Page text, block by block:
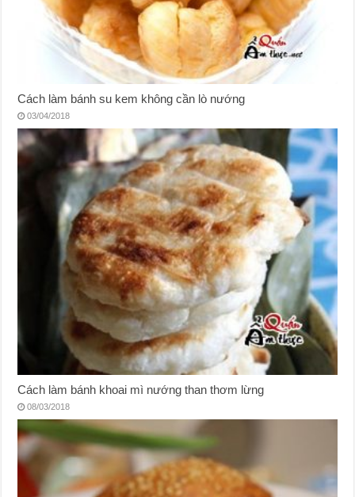
Cách làm bánh su kem không cần lò nướng
03/04/2018
Cách làm bánh khoai mì nướng than thơm lừng
08/03/2018